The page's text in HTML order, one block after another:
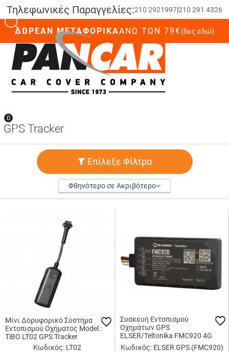
Τηλεφωνικές Παραγγελίες:210 2921997|210 291 4326
ΔΩΡΕΑΝ ΜΕΤΑΦΟΡΙΚΑΆΝΩ ΤΩΝ 79€(δες εδώ)
0
GPS Tracker
Επίλεξε Φίλτρα
Φθηνότερο σε Ακριβότερο
Μίνι Δορυφορικό Σύστημα
Εντοπισμού Οχήματος Model :
TiBO LT02 GPS Tracker
Κωδικός: LT02
Συσκευή Εντοπισμού
Οχημάτων GPS
ELSER/Teltonika FMC920 4G
LTE
Κωδικός: ELSER GPS (FMC920)